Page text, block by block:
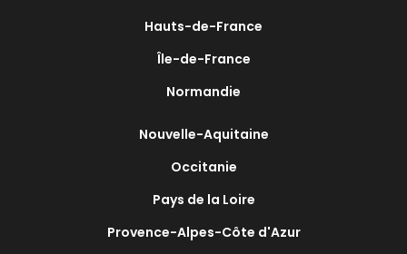
Hauts-de-France
Île-de-France
Normandie
Nouvelle-Aquitaine
Occitanie
Pays de la Loire
Provence-Alpes-Côte d'Azur